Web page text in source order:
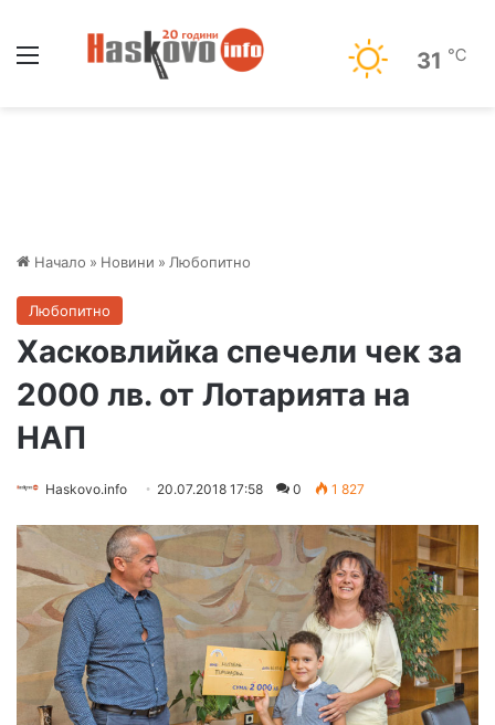
31 ℃
Начало » Новини » Любопитно
Любопитно
Хасковлийка спечели чек за
2000 лв. от Лотарията на
НАП
Haskovo.info 20.07.2018 17:58 0 1 827